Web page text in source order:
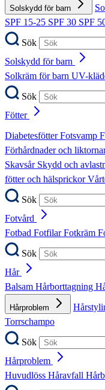
Solskydd för barn
SPF 15-25 SPF 30 SPF
Sök
Solskydd för barn
Solkräm för barn UV-
Sök
Fötter
DiabetesfötterFotsvamp
Förhårdnader och
Skavsår Skydd och
fötter och hälsprickor
Sök
Fotvård
Fotbad FotfilarFotkräm
Sök
Hår
Balsam Hårborttagning
Hårproblem
Torrschampo
Sök
Hårproblem
Huvudlöss Håravfall